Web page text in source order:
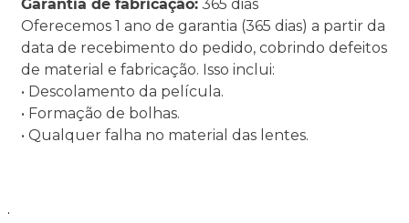
Garantia de fabricação: 365 dias
Oferecemos 1 ano de garantia (365 dias) a partir da
data de recebimento do pedido, cobrindo defeitos
de material e fabricação. Isso inclui:
• Descolamento da película.
• Formação de bolhas.
• Qualquer falha no material das lentes.
.